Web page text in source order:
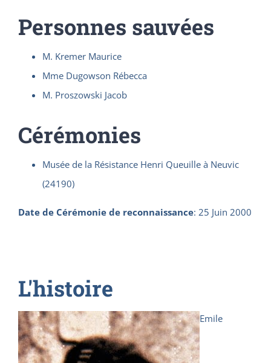
Personnes sauvées
M. Kremer Maurice
Mme Dugowson Rébecca
M. Proszowski Jacob
Cérémonies
Musée de la Résistance Henri Queuille à Neuvic
(24190)
Date de Cérémonie de reconnaissance: 25 Juin 2000
L'histoire
Emile